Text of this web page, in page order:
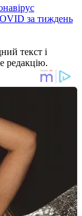
за тиждень
текст і
редакцію.